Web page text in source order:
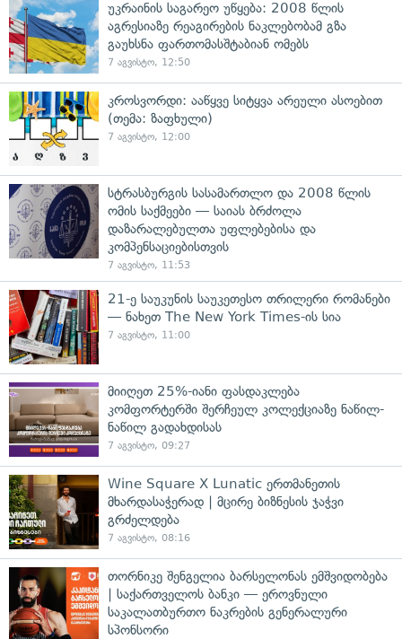
უკრაინის საგარეო უწყება: 2008 წლის
აგრესიაზე რეაგირების ნაკლებობამ გზა
გაუხსნა ფართომასშტაბიან ომებს
7 აგვისტო, 12:50
კროსვორდი: ააწყვე სიტყვა არეული ასოებით
(თემა: ზაფხული)
7 აგვისტო, 12:00
სტრასბურგის სასამართლო და 2008 წლის
ომის საქმეები — საიას ბრძოლა
დაზარალებულთა უფლებებისა და
კომპენსაციებისთვის
7 აგვისტო, 11:53
21-ე საუკუნის საუკეთესო თრილერი რომანები
— ნახეთ The New York Times-ის სია
7 აგვისტო, 11:00
მიიღეთ 25%-იანი ფასდაკლება
კომფორტერში შერჩეულ კოლექციაზე ნაწილ-
ნაწილ გადახდისას
7 აგვისტო, 09:27
Wine Square X Lunatic ერთმანეთის
მხარდასაჭერად | მცირე ბიზნესის ჯაჭვი
გრძელდება
7 აგვისტო, 08:16
თორნიკე შენგელია ბარსელონას ემშვიდობება
| საქართველოს ბანკი — ეროვნული
საკალათბურთო ნაკრების გენერალური
სპონსორი